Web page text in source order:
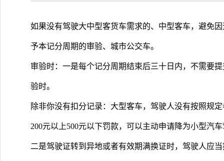
如果没有驾驶大中型客货车需求的、中型客车，避免
予本记分周期的审验、城市公交车。
审验时：一是每个记分周期结束后三十日内，不需要
验时。
除非你没有扣分记录：大型客车，驾驶人没有按照规
200元以上500元以下罚款，可以主动申请降为小型汽
二是驾驶证转到异地或者有效期满换证时，驾驶人应